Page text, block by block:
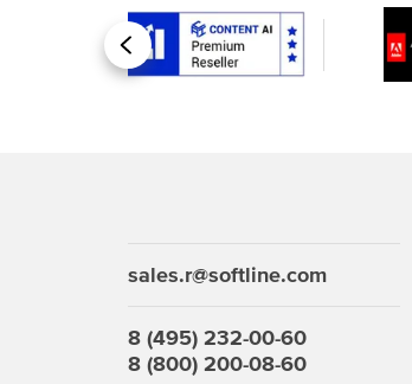
синхронизации. Это позволяет
вынужденного простоя и
Масштабируемость и
Назад
sales.r@softline.com
8 (495) 232-00-60
8 (800) 200-08-60